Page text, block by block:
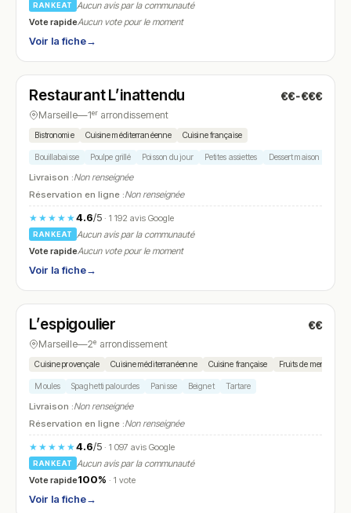
RANKEAT
Aucun avis par la communauté
Vote rapideAucun vote pour le moment
Voir la fiche→
N° 27
Restaurant L’inattendu €€-€€€
Marseille—1ᵉʳ arrondissement
Bistronomie Cuisine méditerranéenne Cuisine française
Bouillabaisse Poulpe grillé Poisson du jour Petites assiettes Dessert maison
Livraison :Non renseignée
Réservation en ligne :Non renseignée
★★★★★4.6/5· 1 192 avis Google
RANKEAT
Aucun avis par la communauté
Vote rapideAucun vote pour le moment
Voir la fiche→
N° 28
L’espigoulier €€
Marseille—2ᵉ arrondissement
Cuisine provençale Cuisine méditerranéenne Cuisine française Fruits de mer
Moules Spaghetti palourdes Panisse Beignet Tartare
Livraison :Non renseignée
Réservation en ligne :Non renseignée
★★★★★4.6/5· 1 097 avis Google
RANKEAT
Aucun avis par la communauté
Vote rapide100% · 1 vote
Voir la fiche→